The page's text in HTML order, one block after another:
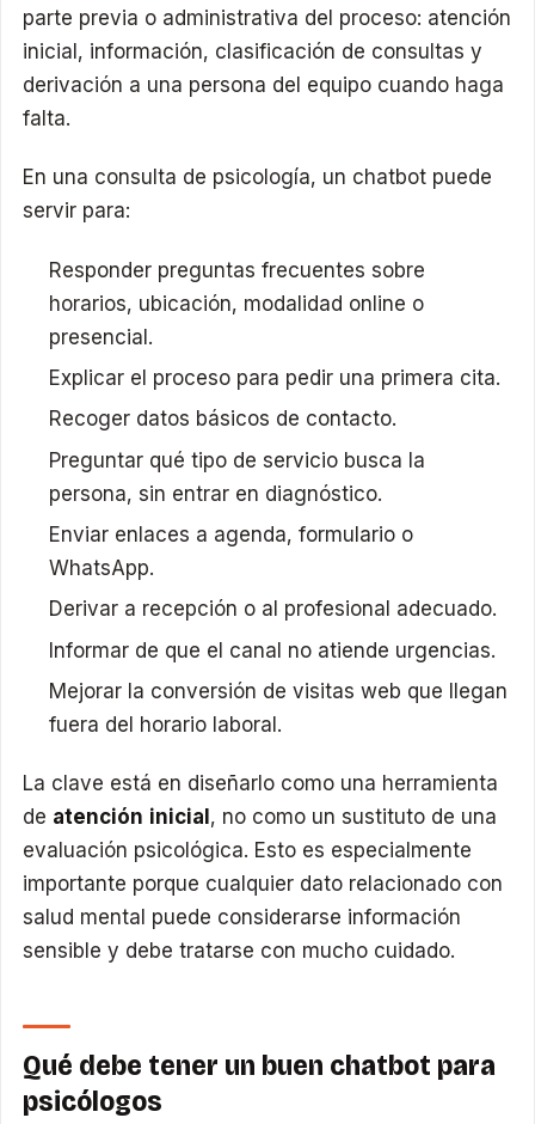
parte previa o administrativa del proceso: atención
inicial, información, clasificación de consultas y
derivación a una persona del equipo cuando haga
falta.
En una consulta de psicología, un chatbot puede
servir para:
Responder preguntas frecuentes sobre
horarios, ubicación, modalidad online o
presencial.
Explicar el proceso para pedir una primera cita.
Recoger datos básicos de contacto.
Preguntar qué tipo de servicio busca la
persona, sin entrar en diagnóstico.
Enviar enlaces a agenda, formulario o
WhatsApp.
Derivar a recepción o al profesional adecuado.
Informar de que el canal no atiende urgencias.
Mejorar la conversión de visitas web que llegan
fuera del horario laboral.
La clave está en diseñarlo como una herramienta
de atención inicial , no como un sustituto de una
evaluación psicológica. Esto es especialmente
importante porque cualquier dato relacionado con
salud mental puede considerarse información
sensible y debe tratarse con mucho cuidado.
Qué debe tener un buen chatbot para
psicólogos